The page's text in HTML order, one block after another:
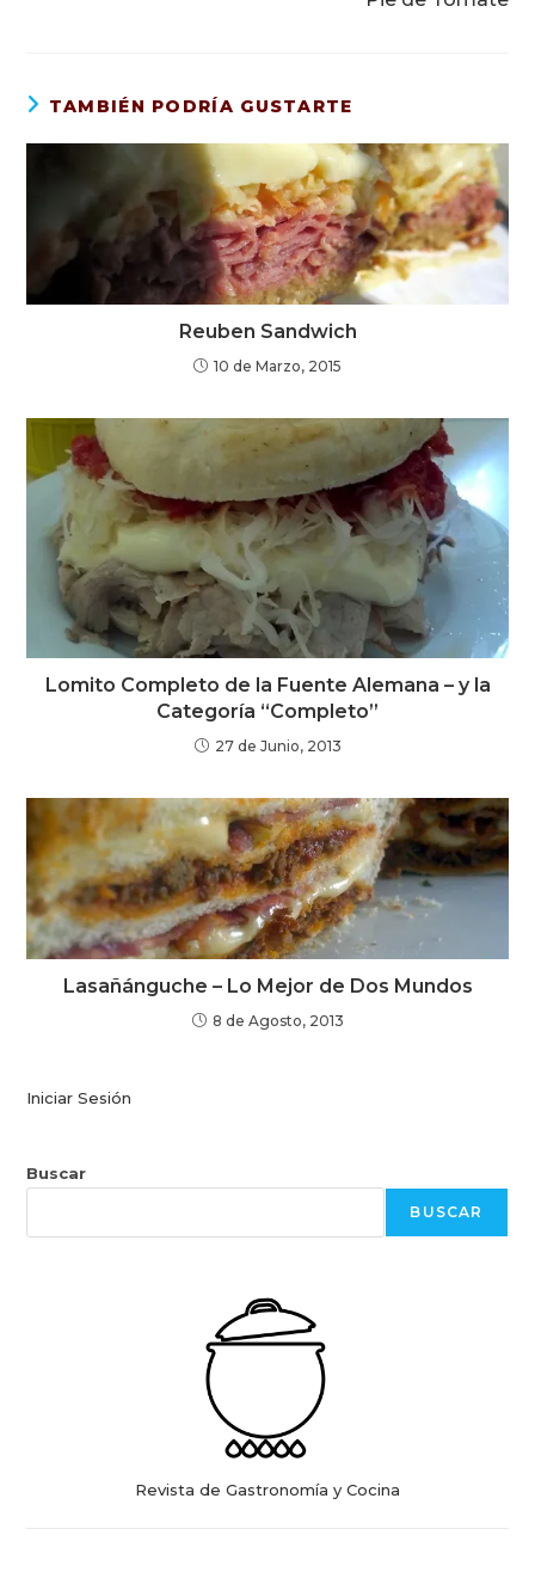
TAMBIÉN PODRÍA GUSTARTE
Reuben Sandwich
10 de Marzo, 2015
Lomito Completo de la Fuente Alemana – y la
Categoría “Completo”
27 de Junio, 2013
Lasañánguche – Lo Mejor de Dos Mundos
8 de Agosto, 2013
Iniciar Sesión
Buscar
BUSCAR
Revista de Gastronomía y Cocina